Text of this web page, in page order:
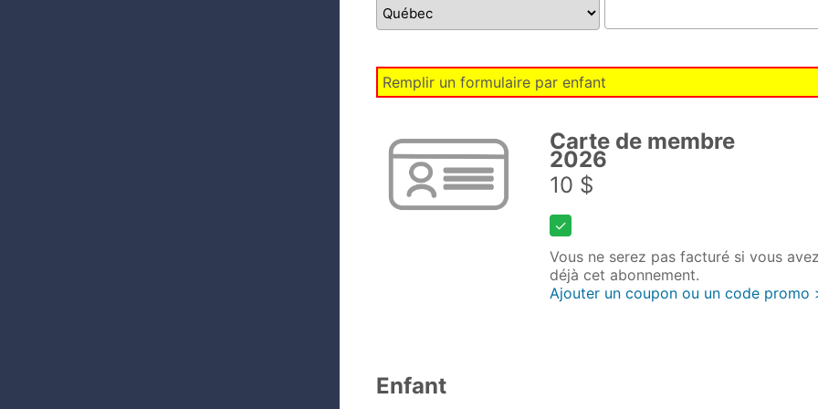
Remplir un formulaire par enfant
Carte de membre
2026
10 $
✓
Vous ne serez pas facturé si vous
déjà cet abonnement.
Ajouter un coupon ou un code promo
Enfant